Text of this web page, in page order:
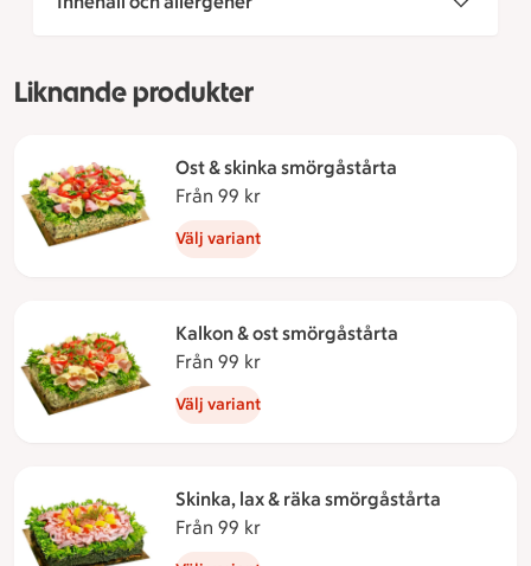
Liknande produkter
Ost & skinka smörgåstårta
Från 99 kr
Välj variant
Kalkon & ost smörgåstårta
Från 99 kr
Välj variant
Skinka, lax & räka smörgåstårta
Från 99 kr